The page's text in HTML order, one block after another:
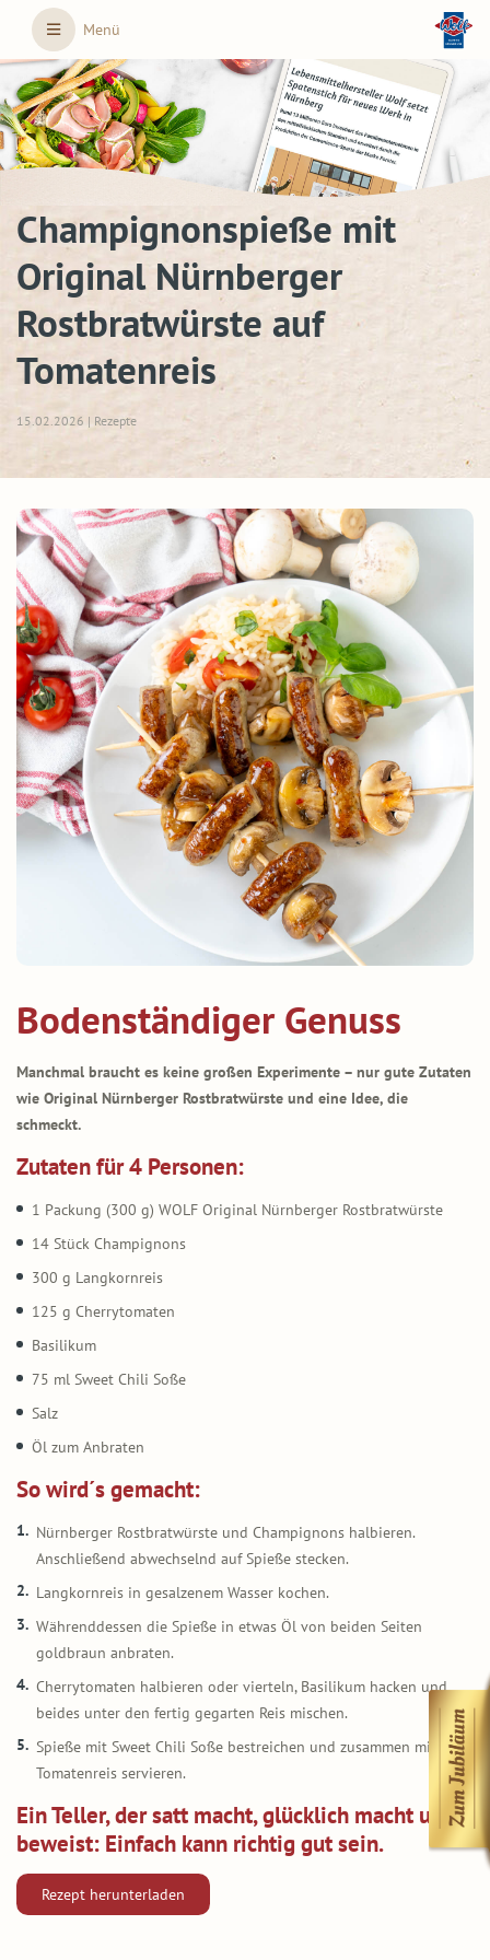
Skip to main content
Menü
Champignonspieße mit
Original Nürnberger
Rostbratwürste auf
Tomatenreis
15.02.2026 | Rezepte
Bodenständiger Genuss
Manchmal braucht es keine großen Experimente – nur gute Zutaten
wie Original Nürnberger Rostbratwürste und eine Idee, die
schmeckt.
Zutaten für 4 Personen:
1 Packung (300 g) WOLF Original Nürnberger Rostbratwürste
14 Stück Champignons
300 g Langkornreis
125 g Cherrytomaten
Basilikum
75 ml Sweet Chili Soße
Salz
Öl zum Anbraten
So wird´s gemacht:
Nürnberger Rostbratwürste und Champignons halbieren.
Anschließend abwechselnd auf Spieße stecken.
Langkornreis in gesalzenem Wasser kochen.
Währenddessen die Spieße in etwas Öl von beiden Seiten
goldbraun anbraten.
Cherrytomaten halbieren oder vierteln, Basilikum hacken und
beides unter den fertig gegarten Reis mischen.
Spieße mit Sweet Chili Soße bestreichen und zusammen mit dem
Tomatenreis servieren.
Ein Teller, der satt macht, glücklich macht und
beweist: Einfach kann richtig gut sein.
Rezept herunterladen